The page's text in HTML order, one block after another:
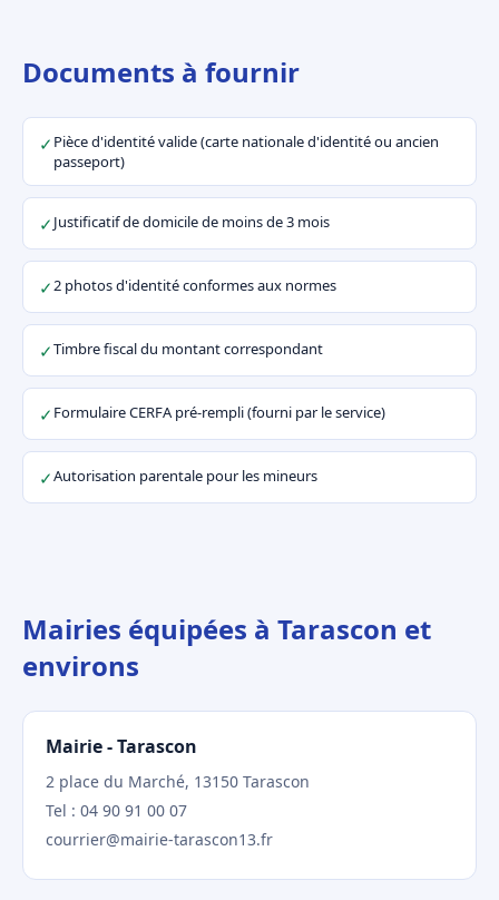
Documents à fournir
✓ Pièce d'identité valide (carte nationale d'identité ou ancien
passeport)
✓Justificatif de domicile de moins de 3 mois
✓2 photos d'identité conformes aux normes
✓Timbre fiscal du montant correspondant
✓ Formulaire CERFA pré-rempli (fourni par le service)
✓Autorisation parentale pour les mineurs
Mairies équipées à Tarascon et
environs
Mairie - Tarascon
2 place du Marché, 13150 Tarascon
Tel : 04 90 91 00 07
courrier@mairie-tarascon13.fr